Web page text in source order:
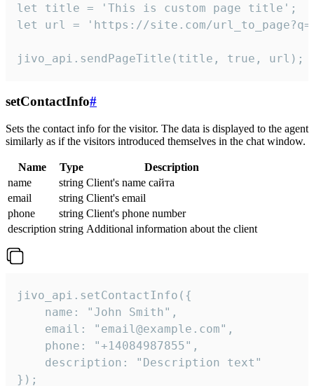
let title = 'This is custom page title';
let url = 'https://site.com/
jivo_api.sendPageTitle(title, true, url);
setContactInfo#
Sets the contact info for the visitor. The data is displayed to the agent
similarly as if the visitors introduced themselves in the chat window.
Name Type
Description
name
string Client's name сайта
email
string Client's email
phone
string Client's phone number
description string Additional information about the client
jivo_api.setContactInfo({
    name: "John Smith",
    email: "email@example.com",
    phone: "+14084987855",
    description: "Description text"
});